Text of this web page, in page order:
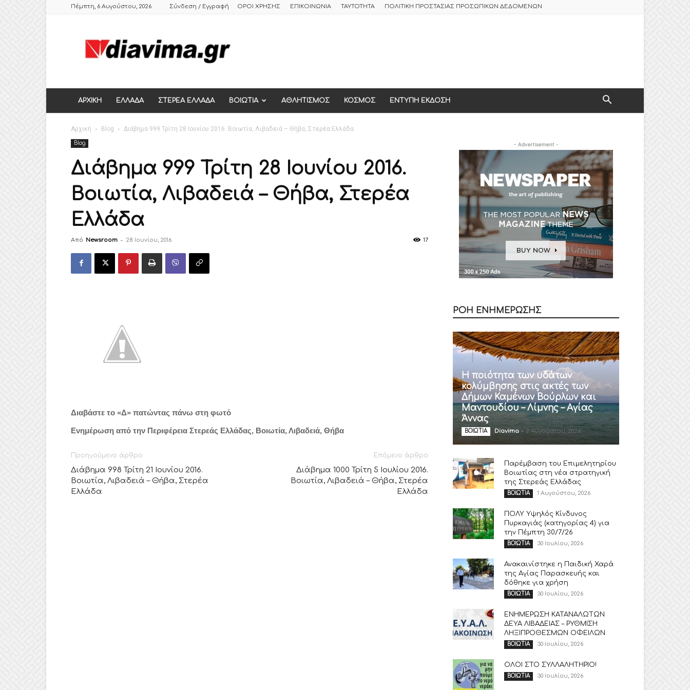
Πέμπτη, 6 Αυγούστου, 2026 Σύνδεση / Εγγραφή ΟΡΟΙ ΧΡΗΣΗΣ ΕΠΙΚΟΙΝΩΝΙΑ ΤΑΥΤΟΤΗΤΑ ΠΟΛΙΤΙΚΗ ΠΡΟΣΤΑΣΙΑΣ ΠΡΟΣΩΠΙΚΩΝ ΔΕΔΟΜΕΝΩΝ
ΕΒΔΟΜΑΔΙΑΙΑ
ΠΟΛΙΤΙΚΗ
ΕΛΛΑΔΑΣ,
ΘΗΒΑ
ΑΡΧΙΚΗ ΕΛΛΑΔΑ ΣΤΕΡΕΑ ΕΛΛΑΔΑ ΒΟΙΩΤΙΑ ΑΘΛΗΤΙΣΜΟΣ ΚΟΣΜΟΣ ΕΝΤΥΠΗ ΕΚΔΟΣΗ
Αρχική Blog Διάβημα 999 Τρίτη 28 Ιουνίου 2016. Βοιωτία, Λιβαδειά – Θήβα, Στερέα Ελλάδα
Blog
Διάβημα 999 Τρίτη 28 Ιουνίου 2016.
Βοιωτία, Λιβαδειά – Θήβα, Στερέα
Ελλάδα
Από Newsroom - 28 Ιουνίου, 2016 17
Διαβάστε το «Δ» πατώντας πάνω στη φωτό
Ενημέρωση από την Περιφέρεια Στερεάς Ελλάδας, Βοιωτία, Λιβαδειά, Θήβα
Προηγούμενο άρθρο
Διάβημα 998 Τρίτη 21 Ιουνίου 2016.
Βοιωτία, Λιβαδειά – Θήβα, Στερέα
Ελλάδα
Επόμενο άρθρο
Διάβημα 1000 Τρίτη 5 Ιουλίου 2016.
Βοιωτία, Λιβαδειά – Θήβα, Στερέα
Ελλάδα
- Advertisement -
ΡΟΗ ΕΝΗΜΕΡΩΣΗΣ
Η ποιότητα των υδάτων
κολύμβησης στις ακτές των
Δήμων Καμένων Βούρλων και
Μαντουδίου – Λίμνης – Αγίας
Άννας
ΒΟΙΩΤΙΑ Diavima - 2 Αυγούστου, 2026
Παρέμβαση του Επιμελητηρίου
Βοιωτίας στη νέα στρατηγική
της Στερεάς Ελλάδας
ΒΟΙΩΤΙΑ 1 Αυγούστου, 2026
ΠΟΛΥ Υψηλός Κίνδυνος
Πυρκαγιάς (κατηγορίας 4) για
την Πέμπτη 30/7/26
ΒΟΙΩΤΙΑ 30 Ιουλίου, 2026
Ανακαινίστηκε η Παιδική Χαρά
της Αγίας Παρασκευής και
δόθηκε για χρήση
ΒΟΙΩΤΙΑ 30 Ιουλίου, 2026
ΕΝΗΜΕΡΩΣΗ ΚΑΤΑΝΑΛΩΤΩΝ
ΔΕΥΑ ΛΙΒΑΔΕΙΑΣ – ΡΥΘΜΙΣΗ
ΛΗΞΙΠΡΟΘΕΣΜΩΝ ΟΦΕΙΛΩΝ
ΒΟΙΩΤΙΑ 30 Ιουλίου, 2026
ΟΛΟΙ ΣΤΟ ΣΥΛΛΑΛΗΤΗΡΙΟ!
ΒΟΙΩΤΙΑ 30 Ιουλίου, 2026